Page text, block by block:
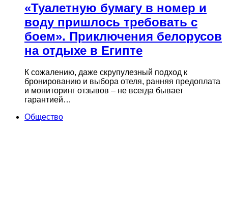
«Туалетную бумагу в номер и
воду пришлось требовать с
боем». Приключения белорусов
на отдыхе в Египте
К сожалению, даже скрупулезный подход к
бронированию и выбора отеля, ранняя предоплата
и мониторинг отзывов – не всегда бывает
гарантией…
Общество